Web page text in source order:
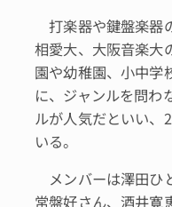
打楽器や鍵盤楽器
相愛大、大阪音楽大
園や幼稚園、小中学
に、ジャンルを問わ
ルが人気だといい、
いる。
メンバーは澤田ひ
常盤好さん、酒井寛